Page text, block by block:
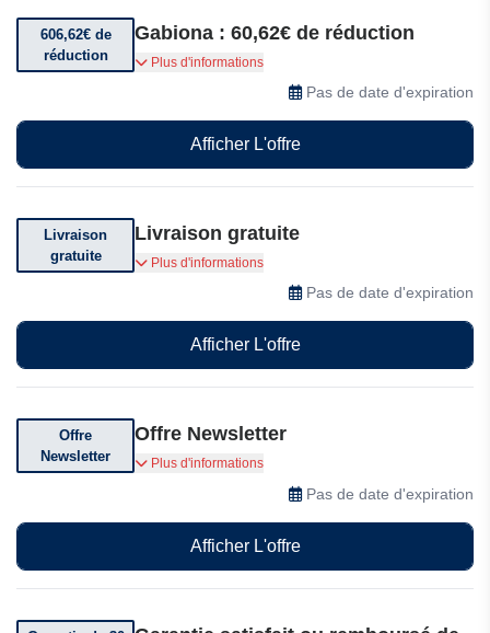
606,62€ de
réduction
Gabiona : 60,62€ de réduction
Bénéficiez de 60,62€ de réduction sur Gabion
avec bac à fleurs 80 cm x 96 cm x 30 cm chez
Plus d'informations
Pas de date d'expiration
Afficher L'offre
Livraison
gratuite
Livraison gratuite
Livraison gratuite à partir de 80€ d'achat.
Plus d'informations
Pas de date d'expiration
Afficher L'offre
Offre
Newsletter
Offre Newsletter
Inscrivez-vous à la newsletter dès aujourd'hui
pour bénéficier d'offres spéciales
Plus d'informations
Pas de date d'expiration
Afficher L'offre